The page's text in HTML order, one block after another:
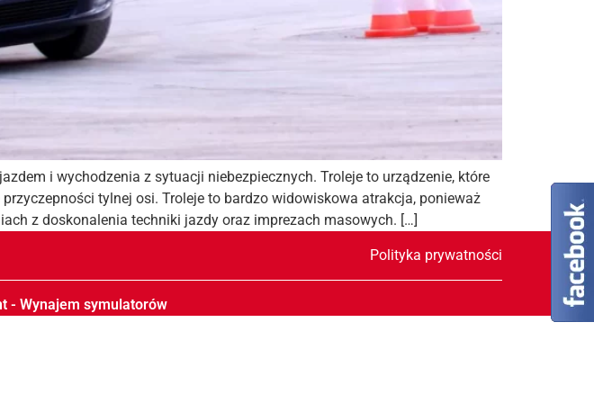
i wychodzenia z sytuacji niebezpiecznych. Troleje to urządzenie, które
tylnej osi. Troleje to bardzo widowiskowa atrakcja, ponieważ
z doskonalenia techniki jazdy oraz imprezach masowych. […]
Polityka prywatności
- Wynajem symulatorów